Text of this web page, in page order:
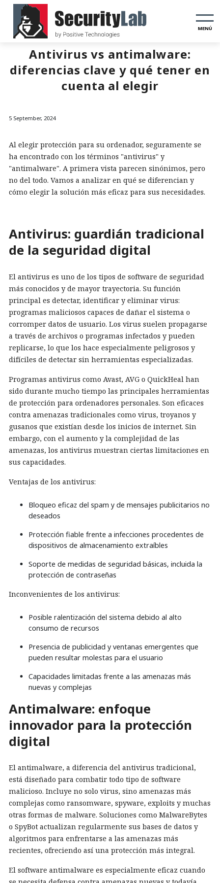
MENÚ
Antivirus vs antimalware:
diferencias clave y qué tener en
cuenta al elegir
5 September, 2024
Al elegir protección para su ordenador, seguramente se
ha encontrado con los términos "antivirus" y
"antimalware". A primera vista parecen sinónimos, pero
no del todo. Vamos a analizar en qué se diferencian y
cómo elegir la solución más eficaz para sus necesidades.
Antivirus: guardián tradicional
de la seguridad digital
El antivirus es uno de los tipos de software de seguridad
más conocidos y de mayor trayectoria. Su función
principal es detectar, identificar y eliminar virus:
programas maliciosos capaces de dañar el sistema o
corromper datos de usuario. Los virus suelen propagarse
a través de archivos o programas infectados y pueden
replicarse, lo que los hace especialmente peligrosos y
difíciles de detectar sin herramientas especializadas.
Programas antivirus como Avast, AVG o QuickHeal han
sido durante mucho tiempo las principales herramientas
de protección para ordenadores personales. Son eficaces
contra amenazas tradicionales como virus, troyanos y
gusanos que existían desde los inicios de internet. Sin
embargo, con el aumento y la complejidad de las
amenazas, los antivirus muestran ciertas limitaciones en
sus capacidades.
Ventajas de los antivirus:
Bloqueo eficaz del spam y de mensajes publicitarios no
deseados
Protección fiable frente a infecciones procedentes de
dispositivos de almacenamiento extraíbles
Soporte de medidas de seguridad básicas, incluida la
protección de contraseñas
Inconvenientes de los antivirus:
Posible ralentización del sistema debido al alto
consumo de recursos
Presencia de publicidad y ventanas emergentes que
pueden resultar molestas para el usuario
Capacidades limitadas frente a las amenazas más
nuevas y complejas
Antimalware: enfoque
innovador para la protección
digital
El antimalware, a diferencia del antivirus tradicional,
está diseñado para combatir todo tipo de software
malicioso. Incluye no solo virus, sino amenazas más
complejas como ransomware, spyware, exploits y muchas
otras formas de malware. Soluciones como MalwareBytes
o SpyBot actualizan regularmente sus bases de datos y
algoritmos para enfrentarse a las amenazas más
recientes, ofreciendo así una protección más integral.
El software antimalware es especialmente eficaz cuando